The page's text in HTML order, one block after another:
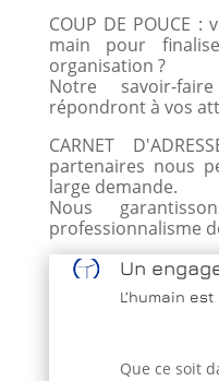
COUP DE POUCE
main pour
organisation ?
Notre savoir-
répondront à vos
CARNET
partenaires nous
large demande.
Nous
professionnalisme
Un
L’humain
Que ce soit